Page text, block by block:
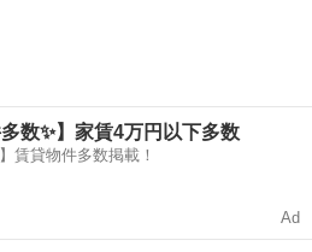
多数✨】家賃4万円以下多数
賃貸物件多数掲載！
Ad